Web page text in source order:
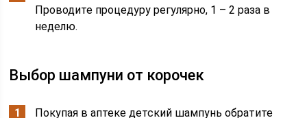
Проводите процедуру регулярно, 1 – 2 раза в
неделю.
Выбор шампуни от корочек
Покупая в аптеке детский шампунь обратите